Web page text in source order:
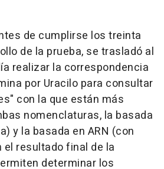
de cumplirse los treinta
de la prueba, se trasladó al
realizar la correspondencia
por Uracilo para consultar
con la que están más
nomenclaturas, la basada
y la basada en ARN (con
el resultado final de la
determinar los